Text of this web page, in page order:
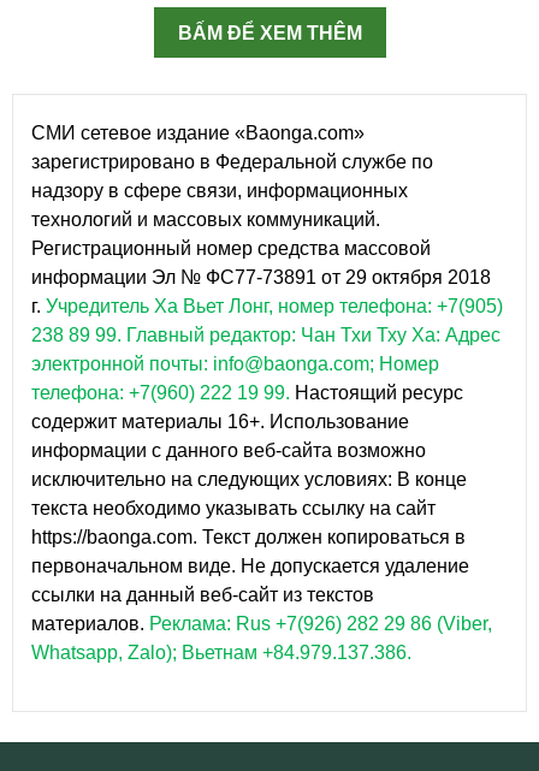
BẤM ĐỂ XEM THÊM
СМИ сетевое издание «Baonga.com»
зарегистрировано в Федеральной службе по
надзору в сфере связи, информационных
технологий и массовых коммуникаций.
Регистрационный номер средства массовой
информации Эл № ФС77-73891 от 29 октября 2018
г. Учредитель Ха Вьет Лонг, номер телефона: +7(905)
238 89 99. Главный редактор: Чан Тхи Тху Ха: Адрес
электронной почты: info@baonga.com; Номер
телефона: +7(960) 222 19 99. Настоящий ресурс
содержит материалы 16+. Использование
информации с данного веб-сайта возможно
исключительно на следующих условиях: В конце
текста необходимо указывать ссылку на сайт
https://baonga.com. Текст должен копироваться в
первоначальном виде. Не допускается удаление
ссылки на данный веб-сайт из текстов
материалов. Реклама: Rus +7(926) 282 29 86 (Viber,
Whatsapp, Zalo); Вьетнам +84.979.137.386.